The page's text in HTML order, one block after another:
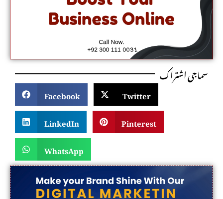
سماجی اشتراک
Facebook
Twitter
LinkedIn
Pinterest
WhatsApp